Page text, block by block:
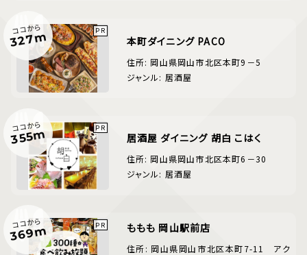
ココから
327m 本町ダイニング PACO
住所: 岡山県岡山市北区本町9－5
ジャンル: 居酒屋
ココから
355m 居酒屋 ダイニング 胡白 こはく
住所: 岡山県岡山市北区本町6－30
ジャンル: 居酒屋
ココから
369m ももも 岡山駅前店
住所: 岡山県岡山市北区本町7-11 アク